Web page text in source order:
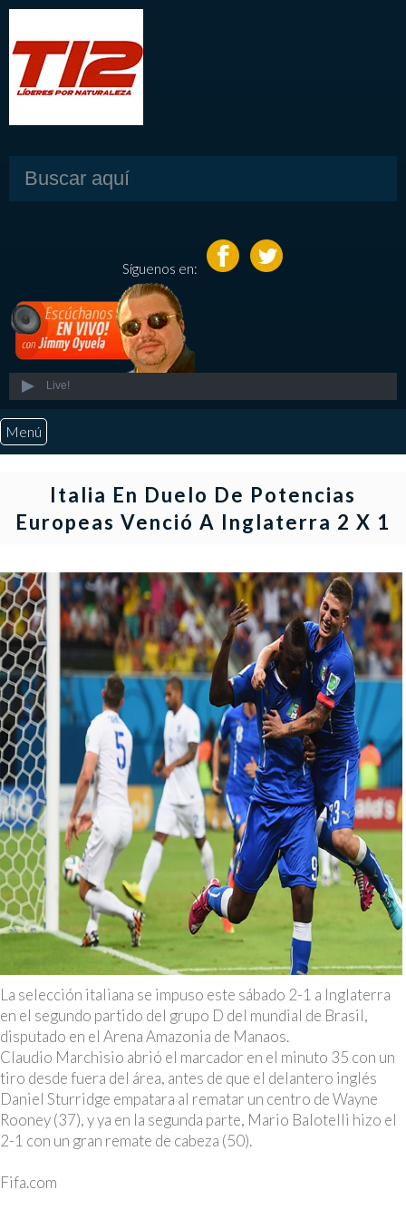
Síguenos en:
Live!
Menú
Quiénes Somos
Marcadores
Noticias
Otros Deportes
Risaralda
Pereira
Italia En Duelo De Potencias
Europeas Venció A Inglaterra 2 X 1
La selección italiana se impuso este sábado 2-1 a Inglaterra
en el segundo partido del grupo D del mundial de Brasil,
disputado en el Arena Amazonia de Manaos.
Claudio Marchisio abrió el marcador en el minuto 35 con un
tiro desde fuera del área, antes de que el delantero inglés
Daniel Sturridge empatara al rematar un centro de Wayne
Rooney (37), y ya en la segunda parte, Mario Balotelli hizo el
2-1 con un gran remate de cabeza (50).
Fifa.com